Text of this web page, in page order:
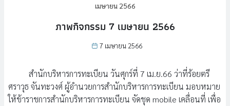
เมษายน 2566
ภาพกิจกรรม 7 เมษายน 2566
7 เมษายน 2566
สำนักบริหารการทะเบียน วันศุกร์ที่ 7 เม.ย.66 ว่าที่ร้อยตรี
ศราวุธ จันทะวงศ์ ผู้อำนวยการสำนักบริหารการทะเบียน มอบหมาย
ให้ข้าราชการสำนักบริหารการทะเบียน จัดชุด mobile เคลื่อนที่ เพื่อ